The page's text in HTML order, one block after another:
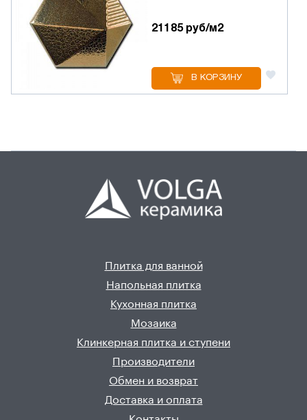
21185 руб/м2
В КОРЗИНУ
Плитка для ванной
Напольная плитка
Кухонная плитка
Мозаика
Клинкерная плитка и ступени
Производители
Обмен и возврат
Доставка и оплата